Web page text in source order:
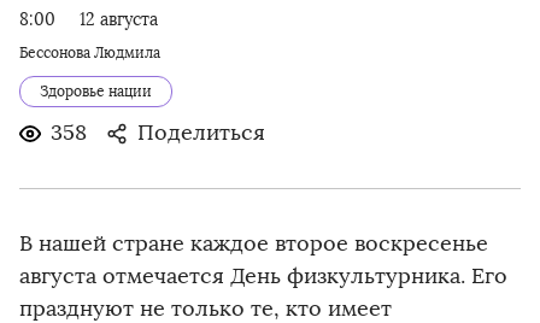
8:00 12 августа
Бессонова Людмила
Здоровье нации
358 Поделиться
В нашей стране каждое второе воскресенье
августа отмечается День физкультурника. Его
празднуют не только те, кто имеет